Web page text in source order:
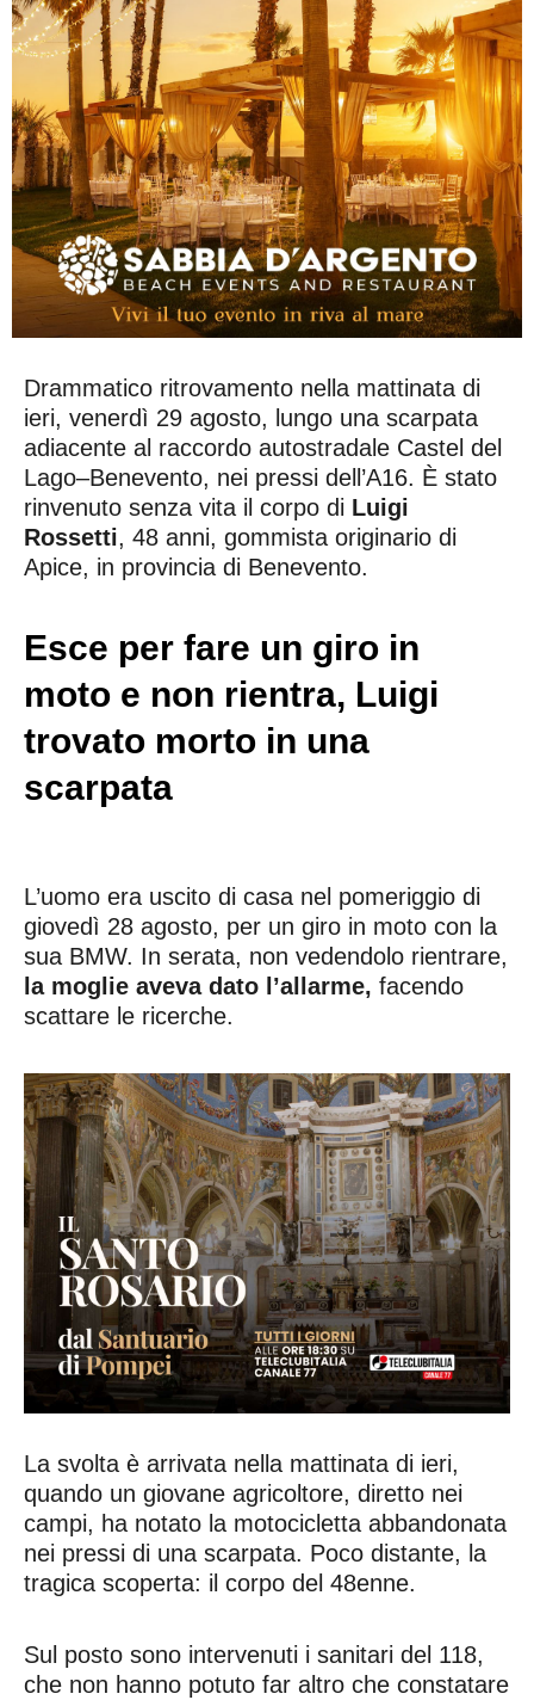
Drammatico ritrovamento nella mattinata di
ieri, venerdì 29 agosto, lungo una scarpata
adiacente al raccordo autostradale Castel del
Lago–Benevento, nei pressi dell’A16. È stato
rinvenuto senza vita il corpo di Luigi
Rossetti, 48 anni, gommista originario di
Apice, in provincia di Benevento.
Esce per fare un giro in
moto e non rientra, Luigi
trovato morto in una
scarpata
L’uomo era uscito di casa nel pomeriggio di
giovedì 28 agosto, per un giro in moto con la
sua BMW. In serata, non vedendolo rientrare,
la moglie aveva dato l’allarme, facendo
scattare le ricerche.
La svolta è arrivata nella mattinata di ieri,
quando un giovane agricoltore, diretto nei
campi, ha notato la motocicletta abbandonata
nei pressi di una scarpata. Poco distante, la
tragica scoperta: il corpo del 48enne.
Sul posto sono intervenuti i sanitari del 118,
che non hanno potuto far altro che constatare